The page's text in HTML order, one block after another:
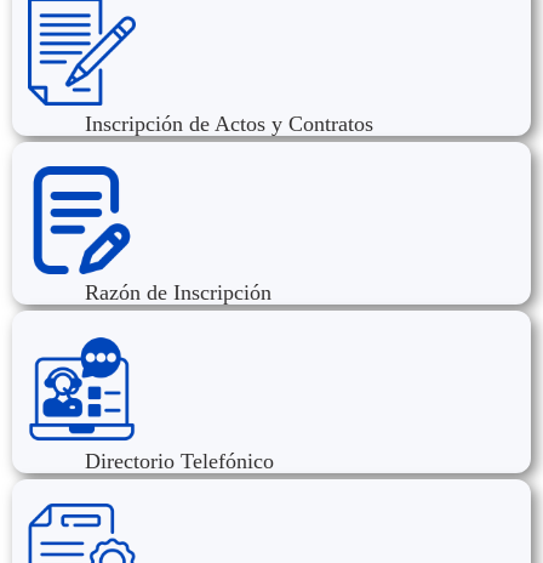
Inscripción de Actos y Contratos
Razón de Inscripción
Directorio Telefónico